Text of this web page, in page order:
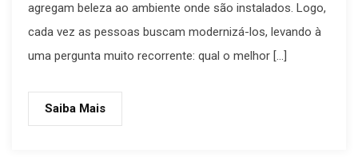
agregam beleza ao ambiente onde são instalados. Logo,
cada vez as pessoas buscam modernizá-los, levando à
uma pergunta muito recorrente: qual o melhor […]
Saiba Mais